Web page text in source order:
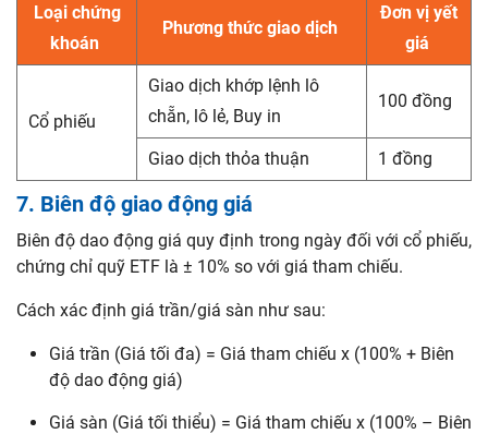
Loại chứng
khoán
Phương thức giao dịch
Đơn vị yết
giá
Cổ phiếu
Giao dịch khớp lệnh lô
chẵn, lô lẻ, Buy in
100 đồng
Giao dịch thỏa thuận 1 đồng
7. Biên độ giao động giá
Biên độ dao động giá quy định trong ngày đối với cổ phiếu,
chứng chỉ quỹ ETF là ± 10% so với giá tham chiếu.
Cách xác định giá trần/giá sàn như sau:
Giá trần (Giá tối đa) = Giá tham chiếu x (100% + Biên
độ dao động giá)
Giá sàn (Giá tối thiểu) = Giá tham chiếu x (100% – Biên